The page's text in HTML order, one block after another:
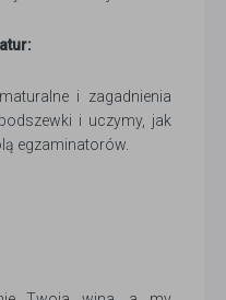
i zagadnienia
i uczymy, jak
egzaminatorów.